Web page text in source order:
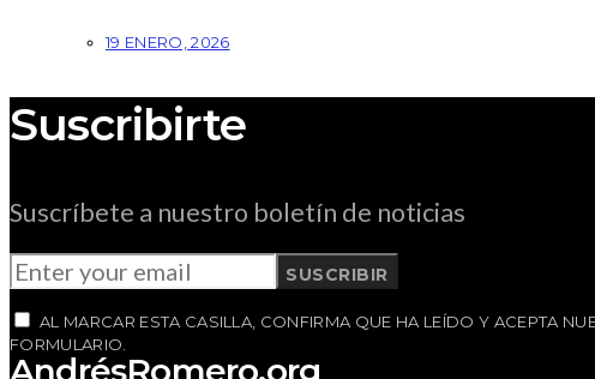
19 ENERO, 2026
Suscribirte
Suscríbete a nuestro boletín de noticias
SUSCRIBIR
AL MARCAR ESTA CASILLA, CONFIRMA QUE HA LEÍDO Y ACEPTA
FORMULARIO.
AndrésRomero.org